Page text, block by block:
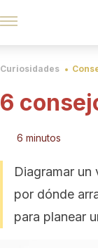
Curiosidades
6
6 minutos
Diagramar un
por dónde
para planear